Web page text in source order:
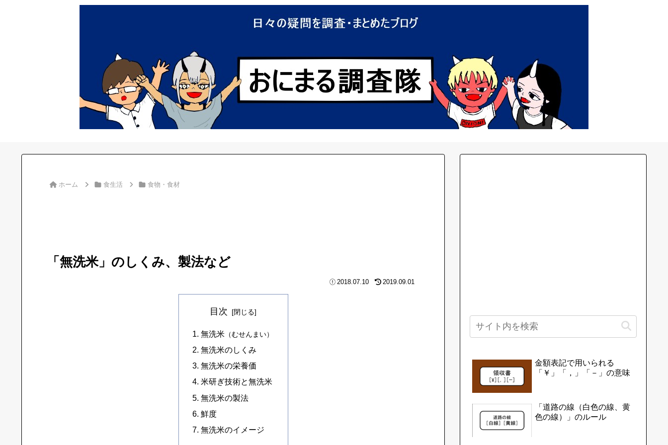
ホーム 食生活 食物・食材
「無洗米」のしくみ、製法など
2018.07.10 2019.09.01
目次
無洗米（むせんまい）
無洗米のしくみ
無洗米の栄養価
米研ぎ技術と無洗米
無洗米の製法
鮮度
無洗米のイメージ
金額表記で用いられる
「￥」「，」「－」の意味
「道路の線（白色の線、黄
色の線）」のルール